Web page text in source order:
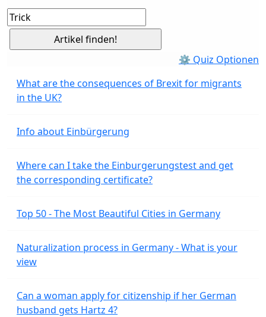
⚙ Quiz Optionen
What are the consequences of Brexit for migrants
in the UK?
Info about Einbürgerung
Where can I take the Einburgerungstest and get
the corresponding certificate?
Top 50 - The Most Beautiful Cities in Germany
Naturalization process in Germany - What is your
view
Can a woman apply for citizenship if her German
husband gets Hartz 4?